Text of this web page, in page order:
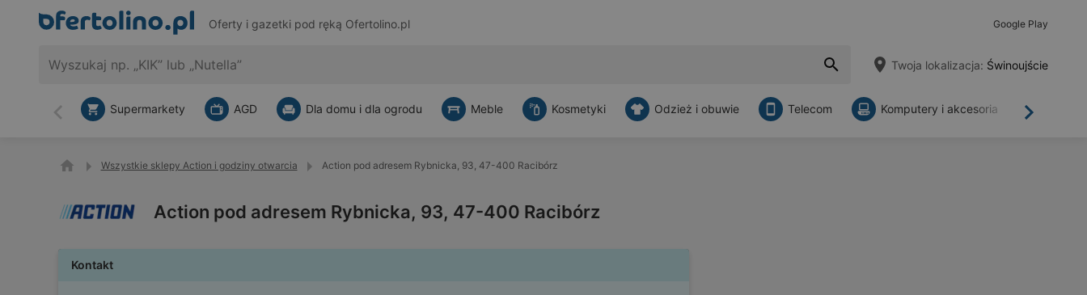
Oferty i gazetki pod ręką Ofertolino.pl Google Play
Twoja lokalizacja: Świnoujście
Wstecz Dalej
Supermarkety AGD Dla domu i dla ogrodu Meble Kosmetyki Odzież i obuwie Telecom Komputery i akcesoria
Wszystkie sklepy Action i godziny otwarcia Action pod adresem Rybnicka, 93, 47-400 Racibórz
Action pod adresem Rybnicka, 93, 47-400 Racibórz
Kontakt